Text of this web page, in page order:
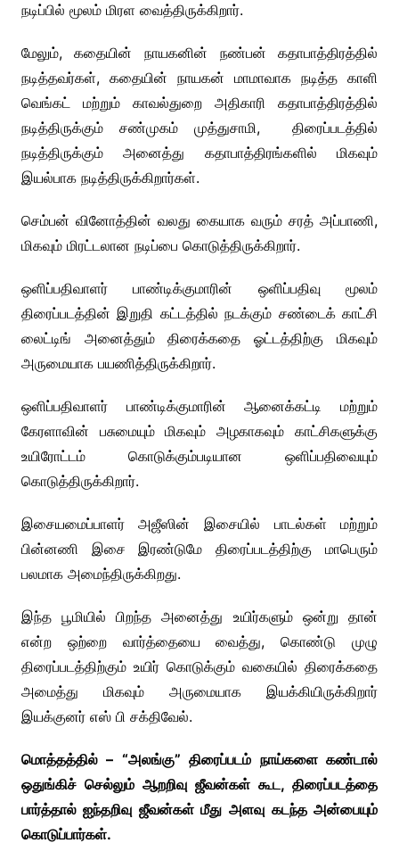
நடிப்பில் மூலம் மிரள வைத்திருக்கிறார்.
மேலும், கதையின் நாயகனின் நண்பன் கதாபாத்திரத்தில்
நடித்தவர்கள், கதையின் நாயகன் மாமாவாக நடித்த காளி
வெங்கட் மற்றும் காவல்துறை அதிகாரி கதாபாத்திரத்தில்
நடித்திருக்கும் சண்முகம் முத்துசாமி, திரைப்படத்தில்
நடித்திருக்கும் அனைத்து கதாபாத்திரங்களில் மிகவும்
இயல்பாக நடித்திருக்கிறார்கள்.
செம்பன் வினோத்தின் வலது கையாக வரும் சரத் அப்பாணி,
மிகவும் மிரட்டலான நடிப்பை கொடுத்திருக்கிறார்.
ஒளிப்பதிவாளர் பாண்டிக்குமாரின் ஒளிப்பதிவு மூலம்
திரைப்படத்தின் இறுதி கட்டத்தில் நடக்கும் சண்டைக் காட்சி
லைட்டிங் அனைத்தும் திரைக்கதை ஓட்டத்திற்கு மிகவும்
அருமையாக பயணித்திருக்கிறார்.
ஒளிப்பதிவாளர் பாண்டிக்குமாரின் ஆனைக்கட்டி மற்றும்
கேரளாவின் பசுமையும் மிகவும் அழகாகவும் காட்சிகளுக்கு
உயிரோட்டம் கொடுக்கும்படியான ஒளிப்பதிவையும்
கொடுத்திருக்கிறார்.
இசையமைப்பாளர் அஜீஸின் இசையில் பாடல்கள் மற்றும்
பின்னணி இசை இரண்டுமே திரைப்படத்திற்கு மாபெரும்
பலமாக அமைந்திருக்கிறது.
இந்த பூமியில் பிறந்த அனைத்து உயிர்களும் ஒன்று தான்
என்ற ஒற்றை வார்த்தையை வைத்து, கொண்டு முழு
திரைப்படத்திற்கும் உயிர் கொடுக்கும் வகையில் திரைக்கதை
அமைத்து மிகவும் அருமையாக இயக்கியிருக்கிறார்
இயக்குனர் எஸ் பி சக்திவேல்.
மொத்தத்தில் – “அலங்கு” திரைப்படம் நாய்களை கண்டால்
ஒதுங்கிச் செல்லும் ஆறறிவு ஜீவன்கள் கூட, திரைப்படத்தை
பார்த்தால் ஐந்தறிவு ஜீவன்கள் மீது அளவு கடந்த அன்பையும்
கொடுப்பார்கள்‌.